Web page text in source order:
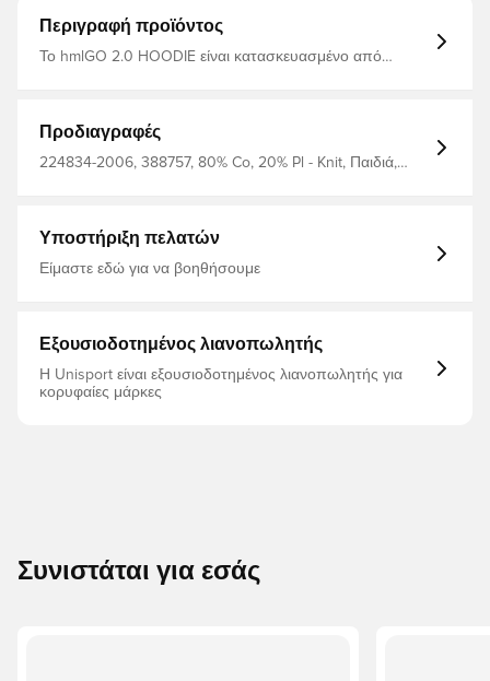
Περιγραφή προϊόντος
Το hmlGO 2.0 HOODIE είναι κατασκευασμένο από
απλό στυλ με τσέπη καγκουρό και ρυθμιζόμενο κορδόνι
περίσφιξης στην κουκούλα, καθώς και κεντημένο
λογότυπο στο στήθος. Μαλακό ύφασμα ιδρώτα
οργανικό βαμβάκι 20% ανακυκλωμένος πολυεστέρας
Προδιαγραφές
224834-2006, 388757, 80% Co, 20% Pl - Knit, Παιδιά,
Υποστήριξη πελατών
Είμαστε εδώ για να βοηθήσουμε
Εξουσιοδοτημένος λιανοπωλητής
Η Unisport είναι εξουσιοδοτημένος λιανοπωλητής για
κορυφαίες μάρκες
Συνιστάται για εσάς